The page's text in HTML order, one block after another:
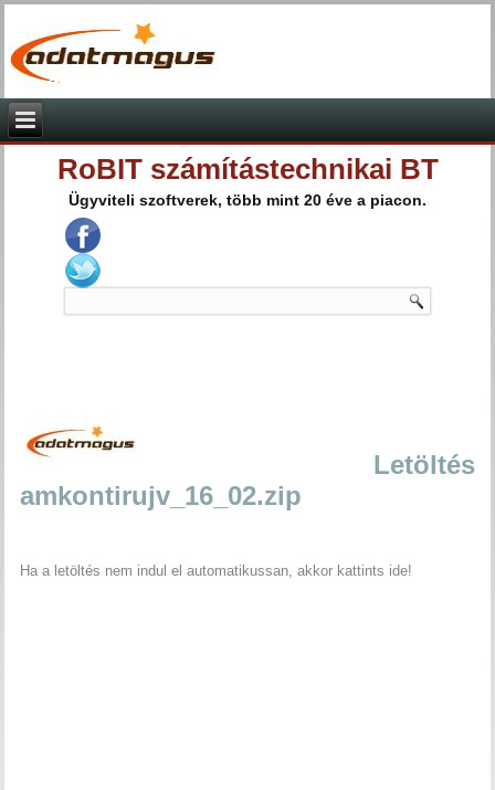
RoBIT számítástechnikai BT
Ügyviteli szoftverek, több mint 20 éve a piacon.
Letöltés
amkontirujv_16_02.zip
Ha a letöltés nem indul el automatikussan, akkor kattints ide!